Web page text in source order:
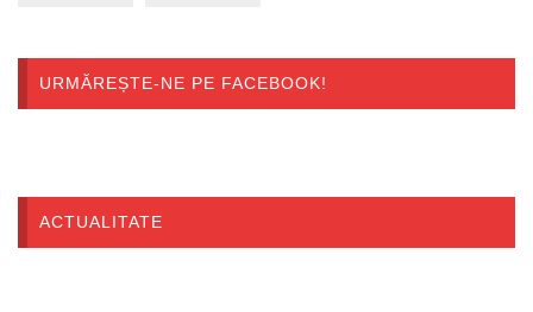
URMĂREȘTE-NE PE FACEBOOK!
ACTUALITATE